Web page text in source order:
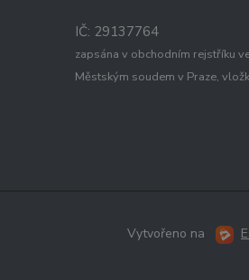
IČ: 29137764
zapsána v obchodním rejstříku
Městským soudem v Praze,
Vytvořeno na